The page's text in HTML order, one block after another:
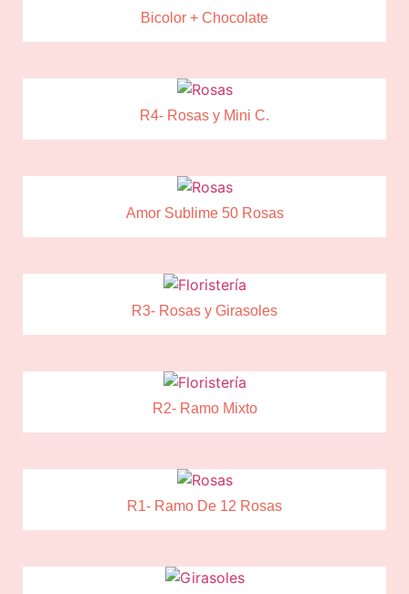
Bicolor + Chocolate
R4- Rosas y Mini C.
Amor Sublime 50 Rosas
R3- Rosas y Girasoles
R2- Ramo Mixto
R1- Ramo De 12 Rosas